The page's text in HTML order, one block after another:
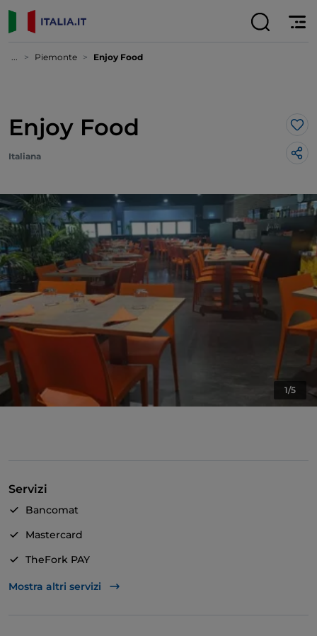
... Piemonte Enjoy Food
Enjoy Food
Italiana
1/5
Servizi
Bancomat
Mastercard
TheFork PAY
Unionpay via TheFork PAY
Mostra altri servizi